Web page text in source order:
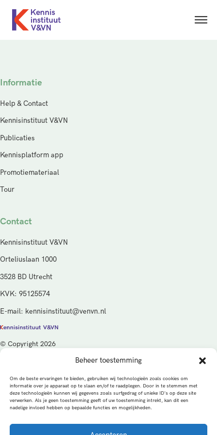
Beheer toestemming
Om de beste ervaringen te bieden, gebruiken wij technologieën zoals cookies om
informatie over je apparaat op te slaan en/of te raadplegen. Door in te stemmen met
deze technologieën kunnen wij gegevens zoals surfgedrag of unieke ID's op deze site
verwerken. Als je geen toestemming geeft of uw toestemming intrekt, kan dit een
nadelige invloed hebben op bepaalde functies en mogelijkheden.
Informatie
Help & Contact
Kennisinstituut V&VN
Publicaties
Kennisplatform app
Promotiemateriaal
Tour
Contact
Kennisinstituut V&VN
Orteliuslaan 1000
3528 BD Utrecht
KVK: 95125574
E-mail: kennisinstituut@venvn.nl
© Copyright 2026
De activiteiten van het Kennisinstituut V&VN worden gefinancierd
vanuit de kwaliteitsgelden van het ministerie van Volksgezondheid,
Welzijn en Sport (VWS), beheerd door ZonMw.
PrivacybeleidCookiesAlgemene voorwaarden